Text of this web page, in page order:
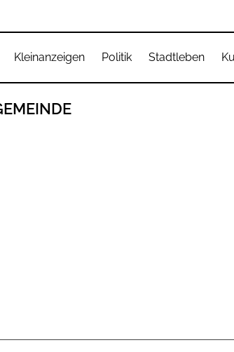
Kleinanzeigen Politik Stadtleben